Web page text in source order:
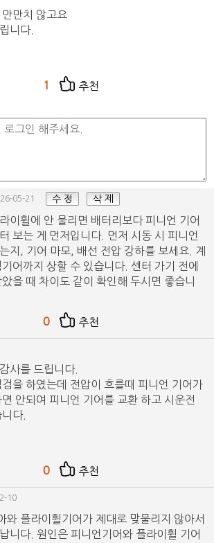
만치 않고요
니다.
1 추천
26-05-21 수 정 삭 제
이휠에 안 물리면 배터리보다 피니언 기어
보는 게 먼저입니다. 먼저 시동 시 피니언
지, 기어 마모, 배선 전압 강하를 보세요. 계
어까지 상할 수 있습니다. 센터 가기 전에
을 때 차이도 같이 확인해 두시면 좋습니
0 추천
사를 드립니다.
을 하였는데 전압이 흐를때 피니언 기어가
안되여 피니언 기어를 교환 하고 시운전
다.
0 추천
10
와 플라이휠기어가 제대로 맞물리지 않아서
니다. 원인은 피니언기어와 플라이휠 기어